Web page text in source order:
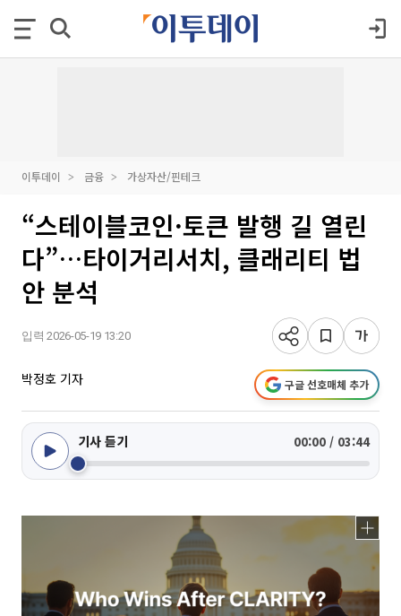
이투데이 금융 가상자산/핀테크
“스테이블코인·토큰 발행 길 열린
다”…타이거리서치, 클래리티 법
안 분석
입력 2026-05-19 13:20
박정호 기자 구글 선호매체 추가
기사 듣기 00:00 / 03:44